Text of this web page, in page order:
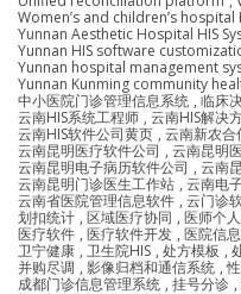
Women’s and children’s hospital
Yunnan Aesthetic Hospital HIS
Yunnan HIS software
Yunnan hospital management
Yunnan Kunming community
中小医院门诊管理信息系统 , 临床
云南HIS系统工程师 , 云南HIS解决
云南HIS软件公司黄页 , 云南新农合
云南昆明医疗软件公司 , 云南昆明
云南昆明电子病历软件公司 , 云南
云南昆明门诊医生工作站 , 云南电
云南省医院管理信息软件 , 云门诊
划扣统计 , 区域医疗协同 , 医师个
医疗软件 , 医疗软件开发 , 医院信
卫宁健康 , 卫生院HIS , 处方模板 ,
并购尽调 , 影像归档和通信系统 ,
成都门诊信息管理系统 , 挂号分诊 ,